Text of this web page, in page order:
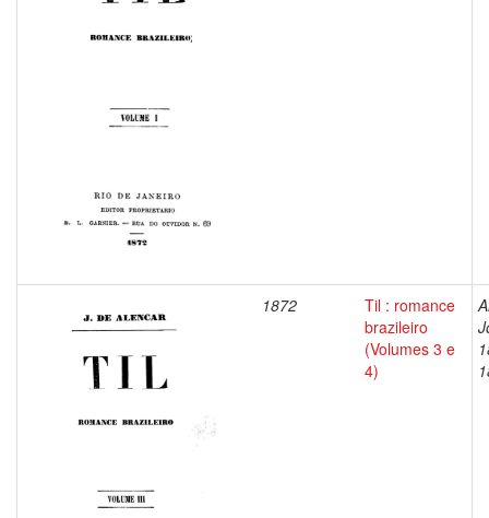
1872
Til : romance
brazileiro
(Volumes 3 e
4)